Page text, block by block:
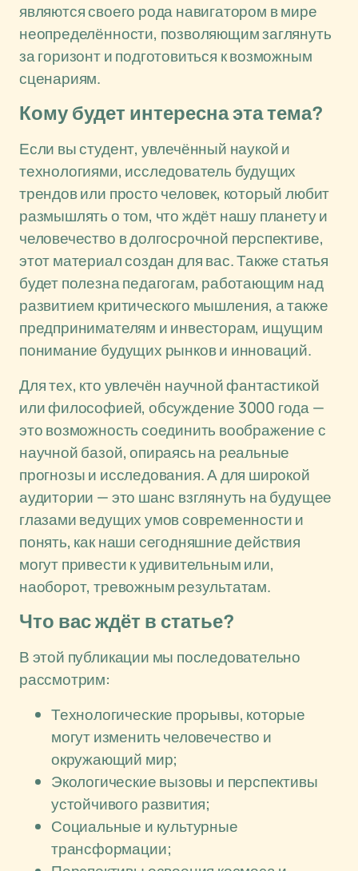
являются своего рода навигатором в мире
неопределённости, позволяющим заглянуть
за горизонт и подготовиться к возможным
сценариям.
Кому будет интересна эта тема?
Если вы студент, увлечённый наукой и
технологиями, исследователь будущих
трендов или просто человек, который любит
размышлять о том, что ждёт нашу планету и
человечество в долгосрочной перспективе,
этот материал создан для вас. Также статья
будет полезна педагогам, работающим над
развитием критического мышления, а также
предпринимателям и инвесторам, ищущим
понимание будущих рынков и инноваций.
Для тех, кто увлечён научной фантастикой
или философией, обсуждение 3000 года —
это возможность соединить воображение с
научной базой, опираясь на реальные
прогнозы и исследования. А для широкой
аудитории — это шанс взглянуть на будущее
глазами ведущих умов современности и
понять, как наши сегодняшние действия
могут привести к удивительным или,
наоборот, тревожным результатам.
Что вас ждёт в статье?
В этой публикации мы последовательно
рассмотрим:
Технологические прорывы, которые
могут изменить человечество и
окружающий мир;
Экологические вызовы и перспективы
устойчивого развития;
Социальные и культурные
трансформации;